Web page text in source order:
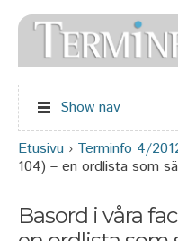
Show nav
Olet täällä
Etusivu › Terminfo 4/
104) – en ordlista som
Basord i våra